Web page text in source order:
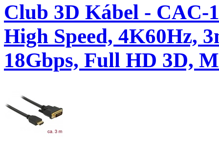
Club 3D Kábel - CAC-
High Speed, 4K60Hz,
18Gbps, Full HD 3D,